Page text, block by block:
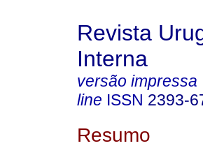
Revista
Interna
versão impressa
line ISSN 2393-
Resumo